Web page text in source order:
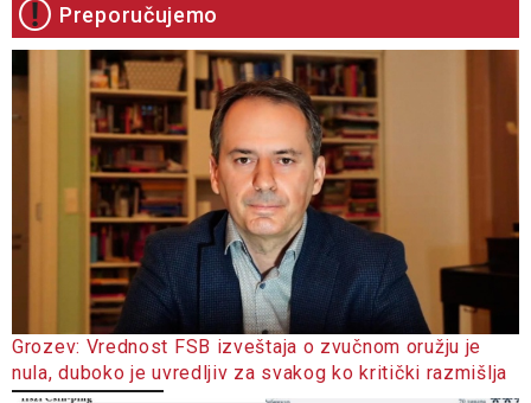
Preporučujemo
Grozev: Vrednost FSB izveštaja o zvučnom oružju je
nula, duboko je uvredljiv za svakog ko kritički razmišlja